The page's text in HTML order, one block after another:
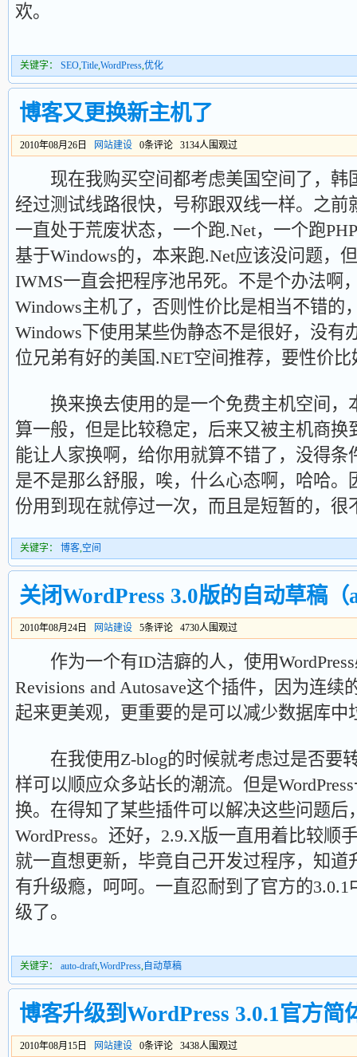
欢。
关键字： SEO,Title,WordPress,优化
博客又更换新主机了
2010年08月26日 网站建设 0条评论 3134人围观过
现在我购买空间都考虑美国空间了，韩
经过测试线路很快，号称跟双线一样。之前
一直处于荒废状态，一个跑.Net，一个跑
基于Windows的，本来跑.Net应该没问题，
IWMS一直会把程序池吊死。不是个办法啊
Windows主机了，否则性价比是相当不错的
Windows下使用某些伪静态不是很好，没有
位兄弟有好的美国.NET空间推荐，要性价
换来换去使用的是一个免费主机空间，
算一般，但是比较稳定，后来又被主机商换
能让人家换啊，给你用就算不错了，没得条
是不是那么舒服，唉，什么心态啊，哈哈。
份用到现在就停过一次，而且是短暂的，很
关键字： 博客,空间
关闭WordPress 3.0版的自动草稿
2010年08月24日 网站建设 5条评论 4730人围观过
作为一个有ID洁癖的人，使用WordPress
Revisions and Autosave这个插件，因为连
起来更美观，更重要的是可以减少数据库中
在我使用Z-blog的时候就考虑过是否要转
样可以顺应众多站长的潮流。但是
换。在得知了某些插件可以解决这些问题后
WordPress。还好，2.9.X版一直用着比较顺
就一直想更新，毕竟自己开发过程序，知道
有升级瘾，呵呵。一直忍耐到了官方的
级了。
关键字： auto-draft,WordPress,自动草稿
博客升级到WordPress 3.0.1官方简
2010年08月15日 网站建设 0条评论 3438人围观过